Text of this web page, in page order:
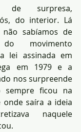
de surpresa,
do interior. Lá
não sabíamos de
movimento
lei assinada em
em 1979 e a
nos surpreende
sempre ficou na
onde saíra a ideia
naquele